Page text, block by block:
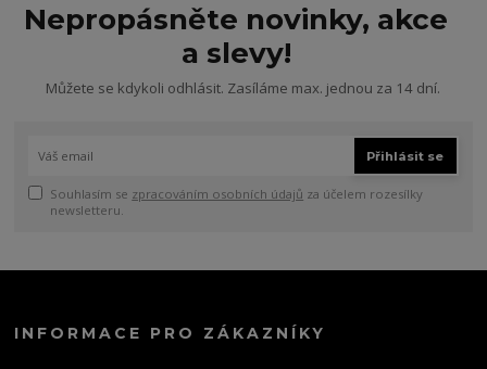
Nepropásněte novinky, akce
a slevy!
Můžete se kdykoli odhlásit. Zasíláme max. jednou za 14 dní.
Přihlásit se
Souhlasím se zpracováním osobních údajů za účelem rozesílky
newsletteru.
INFORMACE PRO ZÁKAZNÍKY